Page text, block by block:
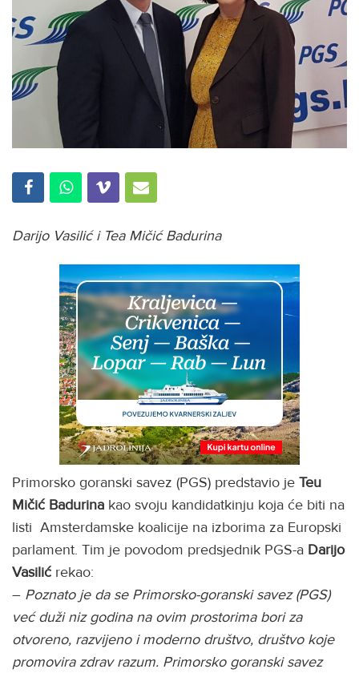
Darijo Vasilić i Tea Mičić Badurina
Primorsko goranski savez (PGS) predstavio je Teu
Mičić Badurina kao svoju kandidatkinju koja će biti na
listi Amsterdamske koalicije na izborima za Europski
parlament. Tim je povodom predsjednik PGS-a Darijo
Vasilić rekao:
– Poznato je da se Primorsko-goranski savez (PGS)
već duži niz godina na ovim prostorima bori za
otvoreno, razvijeno i moderno društvo, društvo koje
promovira zdrav razum. Primorsko goranski savez